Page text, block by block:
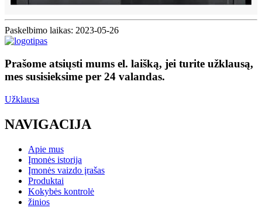
Paskelbimo laikas: 2023-05-26
Prašome atsiųsti mums el. laišką, jei turite užklausą,
mes susisieksime per 24 valandas.
Užklausa
NAVIGACIJA
Apie mus
Įmonės istorija
Įmonės vaizdo įrašas
Produktai
Kokybės kontrolė
žinios